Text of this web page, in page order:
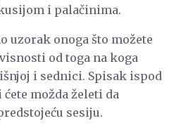
i palačinima.
uzorak onoga što možete
od toga na koga
i sednici. Spisak ispod
možda želeti da
sesiju.